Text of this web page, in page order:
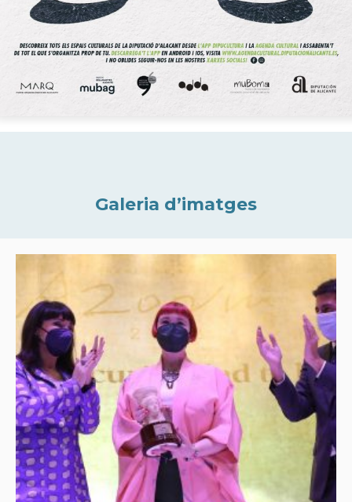
Galeria d’imatges